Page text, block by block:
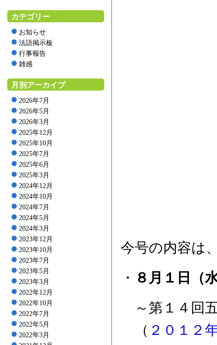
カテゴリー
お知らせ
法語掲示板
行事報告
雑感
月別アーカイブ
2026年7月
2026年5月
2026年3月
2025年12月
2025年10月
2025年7月
2025年6月
2025年3月
2024年12月
2024年10月
2024年7月
2024年5月
2024年3月
2023年12月
2023年10月
2023年7月
2023年5月
2023年3月
2022年12月
2022年10月
2022年7月
2022年5月
2022年3月
今号の内容は
・ ８月１日（
～第１４回
（ ２０１２